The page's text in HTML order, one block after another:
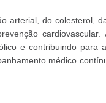
arterial, do colesterol,
e contribuindo para
médico